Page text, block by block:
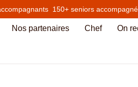
150+ seniors
Nos partenaires Chef On